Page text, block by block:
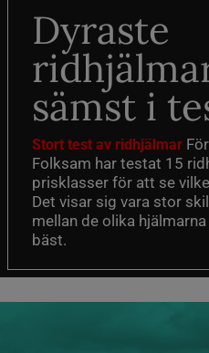
Dyraste
sämst i
Stort test av ridhjälmar
Folksam har testat 15
prisklasser för att se
Det visar sig vara stor
mellan de olika
bäst.